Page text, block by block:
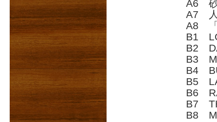
A6 砂
A7
A8 「
B1
B2
B3
B4
B5
B6
B7
B8